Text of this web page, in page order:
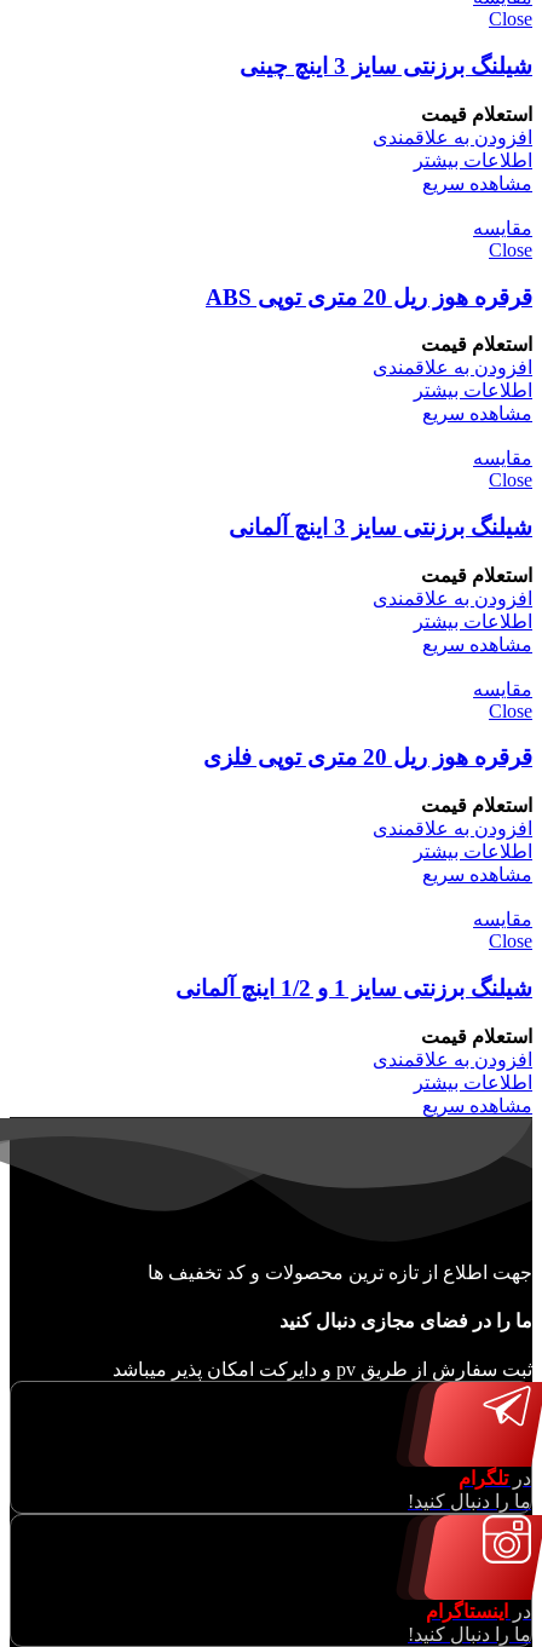
Close
شیلنگ برزنتی سایز 3 اینچ چینی
استعلام قیمت
افزودن به علاقمندی
اطلاعات بیشتر
مشاهده سریع
مقایسه
Close
قرقره هوز ریل 20 متری توپی ABS
استعلام قیمت
افزودن به علاقمندی
اطلاعات بیشتر
مشاهده سریع
مقایسه
Close
شیلنگ برزنتی سایز 3 اینچ آلمانی
استعلام قیمت
افزودن به علاقمندی
اطلاعات بیشتر
مشاهده سریع
مقایسه
Close
قرقره هوز ریل 20 متری توپی فلزی
استعلام قیمت
افزودن به علاقمندی
اطلاعات بیشتر
مشاهده سریع
مقایسه
Close
شیلنگ برزنتی سایز 1 و 1/2 اینچ آلمانی
استعلام قیمت
افزودن به علاقمندی
اطلاعات بیشتر
مشاهده سریع
جهت اطلاع از تازه ترین محصولات و کد تخفیف ها
ما را در فضای مجازی دنبال کنید
ثبت سفارش از طریق pv و دایرکت امکان پذیر میباشد
درتلگرام
ما را دنبال کنید!
در
اینستاگرام
ما را دنبال کنید!